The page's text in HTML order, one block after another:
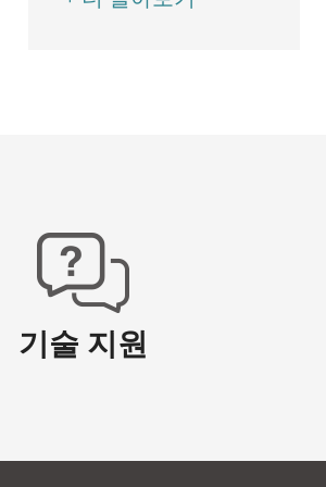
기술 지원